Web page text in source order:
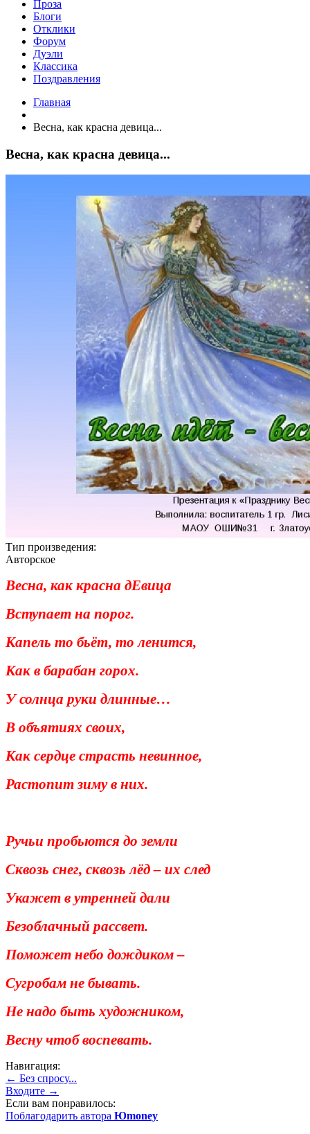
Проза
Блоги
Отклики
Форум
Дуэли
Классика
Поздравления
Главная
Весна, как красна девица...
Весна, как красна девица...
Тип произведения:
Авторское
Весна, как красна дЕвица
Вступает на порог.
Капель то бьёт, то ленится,
Как в барабан горох.
У солнца руки длинные…
В объятиях своих,
Как сердце страсть невинное,
Растопит зиму в них.
Ручьи пробьются до земли
Сквозь снег, сквозь лёд – их след
Укажет в утренней дали
Безоблачный рассвет.
Поможет небо дождиком –
Сугробам не бывать.
Не надо быть художником,
Весну чтоб воспевать.
Навигация:
← Без спросу...
Входите →
Если вам понравилось:
Поблагодарить автора Юmoney